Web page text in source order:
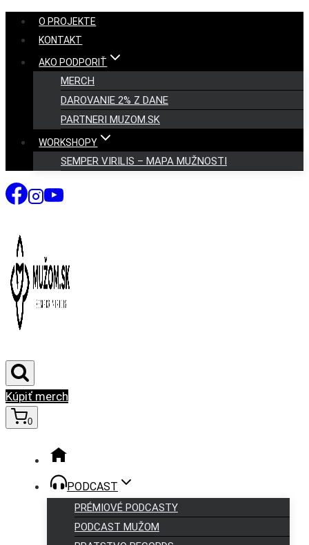
Skip
content
O PROJEKTE
KONTAKT
AKO PODPORIŤ
MERCH
DAROVANIE 2% Z DANE
PARTNERI MUZOM.SK
WORKSHOPY
SEMPER VIRILIS – MAPA MUŽNOSTI
Kúpiť merch
0
PODCAST
PRÉMIOVÉ PODCASTY
PODCAST MUŽOM